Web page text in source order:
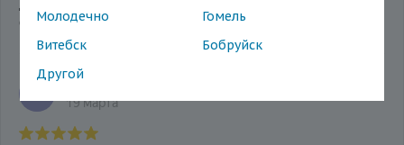
Молодечно
Гомель
Витебск
Бобруйск
Другой